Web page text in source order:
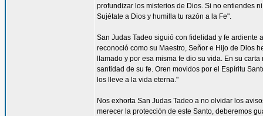
profundizar los misterios de Dios. Si no entiendes
Sujétate a Dios y humilla tu razón a la Fe".
San Judas Tadeo siguió con fidelidad y fe
reconoció como su Maestro, Señor e Hijo de Dios
llamado y por esa misma fe dio su vida. En su
santidad de su fe. Oren movidos por el Espíritu
los lleve a la vida eterna."
Nos exhorta San Judas Tadeo a no olvidar los
merecer la protección de este Santo, deberemos